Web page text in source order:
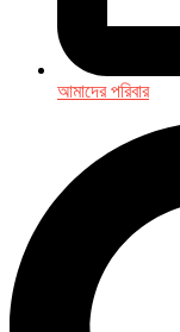
আমাদের পরিবার